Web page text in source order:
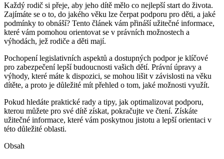
Každý rodič si přeje, aby jeho dítě mělo co nejlepší start do života.
Zajímáte se o to, do jakého věku lze čerpat podporu pro děti, a jaké
podmínky to obnáší? Tento článek vám přináší užitečné informace,
které vám pomohou orientovat se v právních možnostech a
výhodách, jež rodiče a děti mají.
Pochopení legislativních aspektů a dostupných podpor je klíčové
pro zabezpečení lepší budoucnosti vašich dětí. Právní úpravy a
výhody, které máte k dispozici, se mohou lišit v závislosti na věku
dítěte, a proto je důležité mít přehled o tom, jaké možnosti využít.
Pokud hledáte praktické rady a tipy, jak optimalizovat podporu,
kterou můžete pro své dítě získat, pokračujte ve čtení. Získáte
užitečné informace, které vám poskytnou jistotu a lepší orientaci v
této důležité oblasti.
Obsah